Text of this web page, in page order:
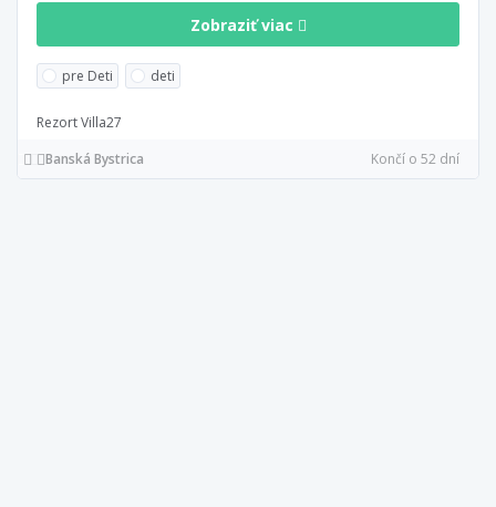
Zobraziť viac
pre Deti deti
Rezort Villa27
Banská Bystrica
Končí o 52 dní